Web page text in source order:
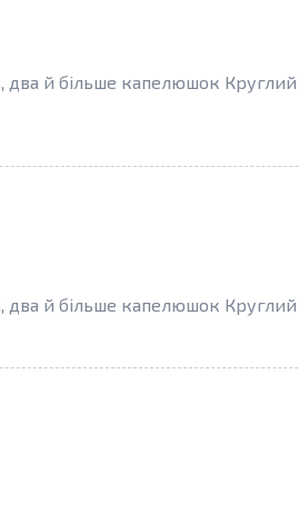
два й більше капелюшок
два й більше капелюшок